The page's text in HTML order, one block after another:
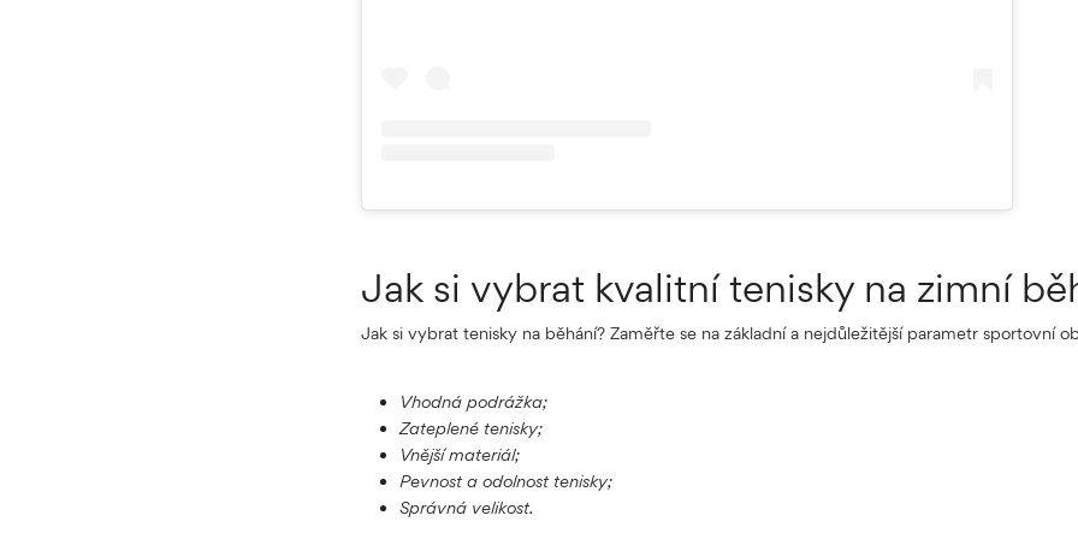
Jak si vybrat kvalitní tenisky na zimní
Jak si vybrat tenisky na běhání? Zaměřte se na základní a nejdůležitější parametr sportovní
Vhodná podrážka;
Zateplené tenisky;
Vnější materiál;
Pevnost a odolnost tenisky;
Správná velikost.